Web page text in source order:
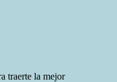
traerte la mejor